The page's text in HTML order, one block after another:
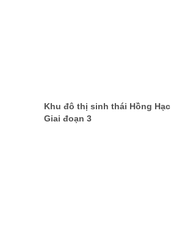
Khu đô thị sinh thái Hồng Hạc
Giai đoạn 3